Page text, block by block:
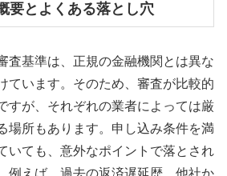
要とよくある落とし穴
査基準は、正規の金融機関とは異な
ています。そのため、審査が比較的
すが、それぞれの業者によっては厳
場所もあります。申し込み条件を満
いても、意外なポイントで落とされ
例えば、過去の返済遅延歴、他社か